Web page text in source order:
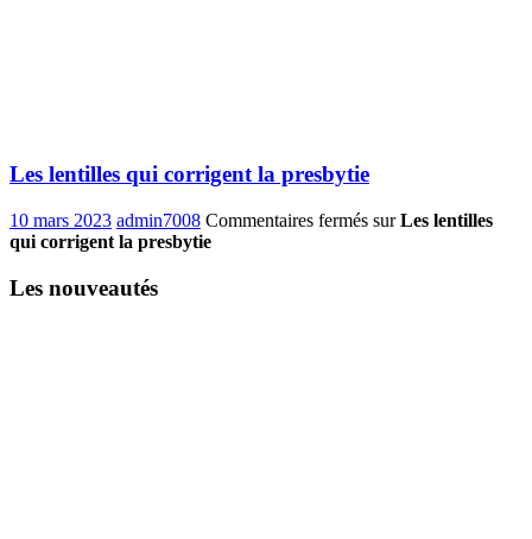
Les lentilles qui corrigent la presbytie
10 mars 2023 admin7008 Commentaires fermés surLes lentilles
qui corrigent la presbytie
Les nouveautés